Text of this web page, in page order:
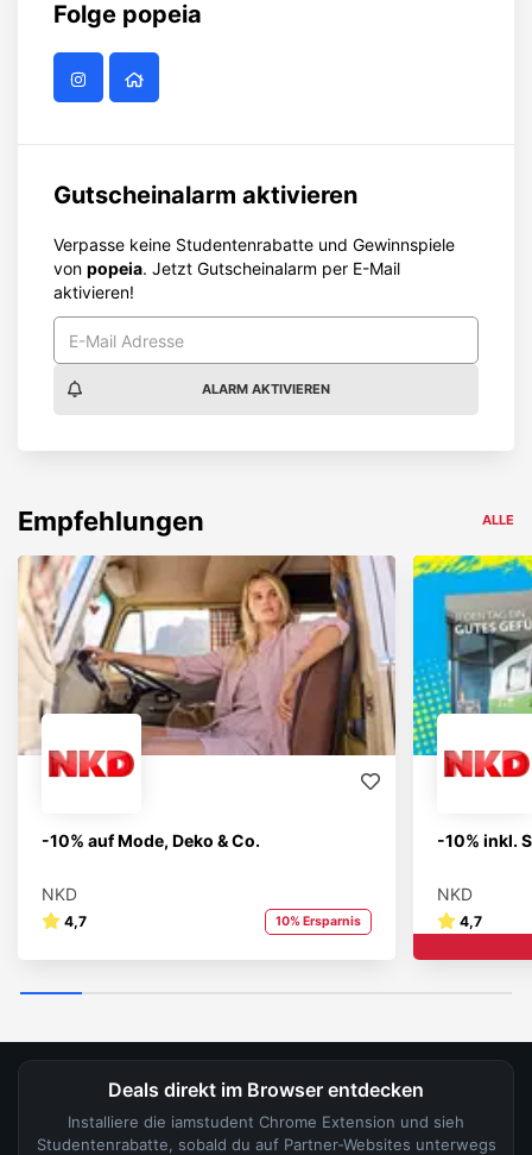
Folge popeia
Gutscheinalarm aktivieren
Verpasse keine Studentenrabatte und Gewinnspiele
von popeia. Jetzt Gutscheinalarm per E-Mail
aktivieren!
ALARM AKTIVIEREN
Empfehlungen ALLE
-10% auf Mode, Deko & Co.
NKD
4,7 10% Ersparnis
-10% inkl.
NKD
4,7
Deals direkt im Browser entdecken
Installiere die iamstudent Chrome Extension und sieh
Studentenrabatte, sobald du auf Partner-Websites unterwegs